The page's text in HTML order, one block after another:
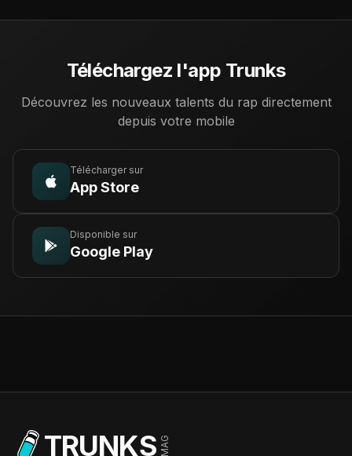
Téléchargez l'app Trunks
Découvrez les nouveaux talents du rap directement
depuis votre mobile
Télécharger sur
App Store
Disponible sur
Google Play
TRUNKS MAG